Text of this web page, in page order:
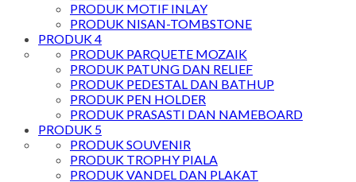
PRODUK MOTIF INLAY
PRODUK NISAN-TOMBSTONE
PRODUK 4
PRODUK PARQUETE MOZAIK
PRODUK PATUNG DAN RELIEF
PRODUK PEDESTAL DAN BATHUP
PRODUK PEN HOLDER
PRODUK PRASASTI DAN NAMEBOARD
PRODUK 5
PRODUK SOUVENIR
PRODUK TROPHY PIALA
PRODUK VANDEL DAN PLAKAT